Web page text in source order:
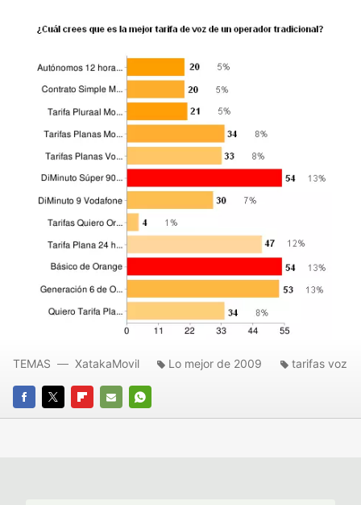
FACEBOOK
TWITTERFLIPBOARD
E-
WHATSAPP
TEMAS XatakaMovil Lo mejor de 2009 tarifas voz